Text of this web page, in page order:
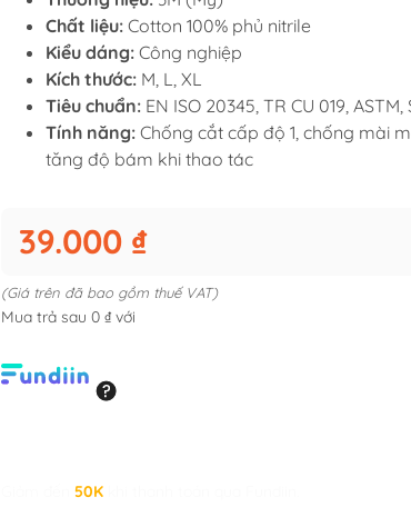
Chất liệu: Cotton 100% phủ nitrile
Kiểu dáng: Công nghiệp
Kích thước: M, L, XL
Tiêu chuẩn: EN ISO 20345, TR CU 019, ASTM,
Tính năng: Chống cắt cấp độ 1, chống mài
tăng độ bám khi thao tác
39.000 ₫
(Giá trên đã bao gồm thuế VAT)
Mua trả sau 0 ₫ với
50K